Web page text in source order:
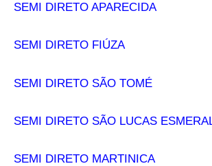
SEMI DIRETO APARECIDA
SEMI DIRETO FIÚZA
SEMI DIRETO SÃO TOMÉ
SEMI DIRETO SÃO LUCAS
SEMI DIRETO MARTINICA